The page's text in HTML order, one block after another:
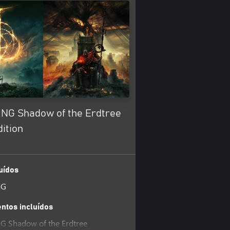
Shadow of the Erdtree
incluídos
Shadow of the Erdtree